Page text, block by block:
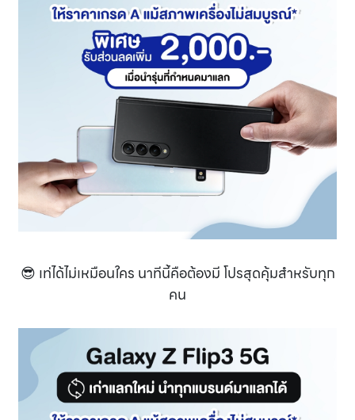
😎 เท่ได้ไม่เหมือนใคร นาทีนี้คือต้องมี โปรสุดคุ้มสำหรับทุก
คน